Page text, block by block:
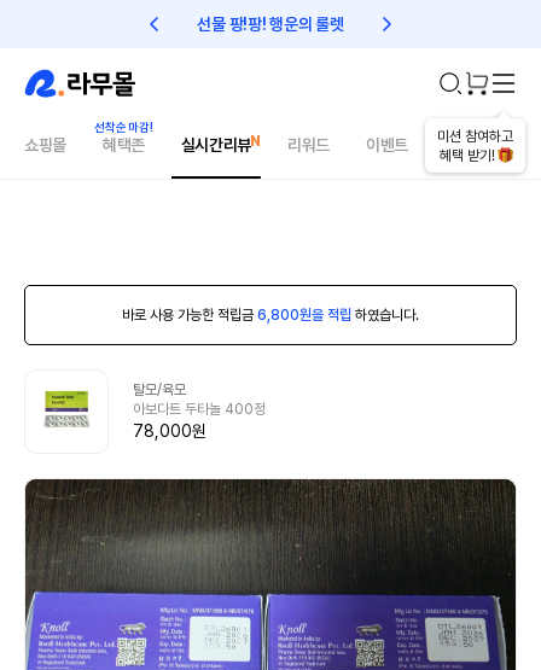
선물 팡!팡! 행운의 룰렛 친구초대 1만원 리워드!
미션 참여하고
혜택 받기!
쇼핑몰 혜택존 실시간리뷰 리워드 이벤트 건강매거진
바로 사용 가능한 적립금 6,800원을 적립 하였습니다.
탈모/육모
아보다트 두타놀 400정
78,000원